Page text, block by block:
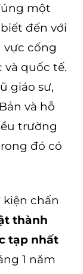
một
đến với
vực cống
quốc tế.
giáo sư,
và hỗ
trường
đó có
chấn
thành
tạp nhất
1 năm